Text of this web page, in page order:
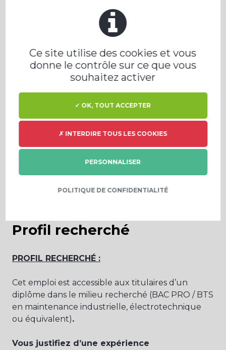
- Salaire selon expérience + prime de
participation + indemnités de déplacement
(Barème URSSAF) + avance de 1 500€ pour vos
- Siège basée à Valence TGV (Châteauneuf-
sur-Isère)
- Notre politique de recrutement est
engagée en faveur de l'intégration des
travailleurs en situation de handicap
sur la région du secteur concerné
. Si vous êtes
à moins de 50km, vous rentrez le soir à votre
domicile, sinon, comptez 2 à 3 jours de découchés
par semaine. Vous aurez à votre disposition un
Profil recherché
PROFIL RECHERCHÉ :
Cet emploi est accessible aux titulaires d’un
diplôme dans le milieu recherché (BAC PRO / BTS
en maintenance industrielle, électrotechnique
ou équivalent).
Vous justifiez d’une expérience
Ce site utilise des cookies et vous
donne le contrôle sur ce que vous
souhaitez activer
✓ OK, TOUT ACCEPTER
✗ INTERDIRE TOUS LES COOKIES
PERSONNALISER
POLITIQUE DE CONFIDENTIALITÉ